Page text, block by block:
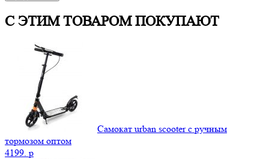
С ЭТИМ ТОВАРОМ ПОКУПАЮТ
Самокат urban scooter с ручным
тормозом оптом
4199. p